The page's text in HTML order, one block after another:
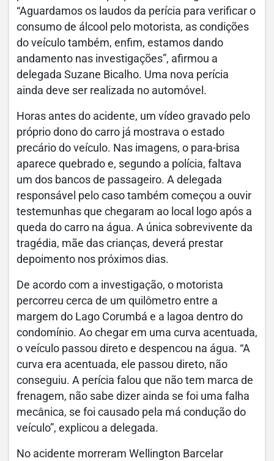
“Aguardamos os laudos da perícia para verificar o
consumo de álcool pelo motorista, as condições
do veículo também, enfim, estamos dando
andamento nas investigações”, afirmou a
delegada Suzane Bicalho. Uma nova perícia
ainda deve ser realizada no automóvel.
Horas antes do acidente, um vídeo gravado pelo
próprio dono do carro já mostrava o estado
precário do veículo. Nas imagens, o para-brisa
aparece quebrado e, segundo a polícia, faltava
um dos bancos de passageiro. A delegada
responsável pelo caso também começou a ouvir
testemunhas que chegaram ao local logo após a
queda do carro na água. A única sobrevivente da
tragédia, mãe das crianças, deverá prestar
depoimento nos próximos dias.
De acordo com a investigação, o motorista
percorreu cerca de um quilômetro entre a
margem do Lago Corumbá e a lagoa dentro do
condomínio. Ao chegar em uma curva acentuada,
o veículo passou direto e despencou na água. “A
curva era acentuada, ele passou direto, não
conseguiu. A perícia falou que não tem marca de
frenagem, não sabe dizer ainda se foi uma falha
mecânica, se foi causado pela má condução do
veículo”, explicou a delegada.
No acidente morreram Wellington Barcelar